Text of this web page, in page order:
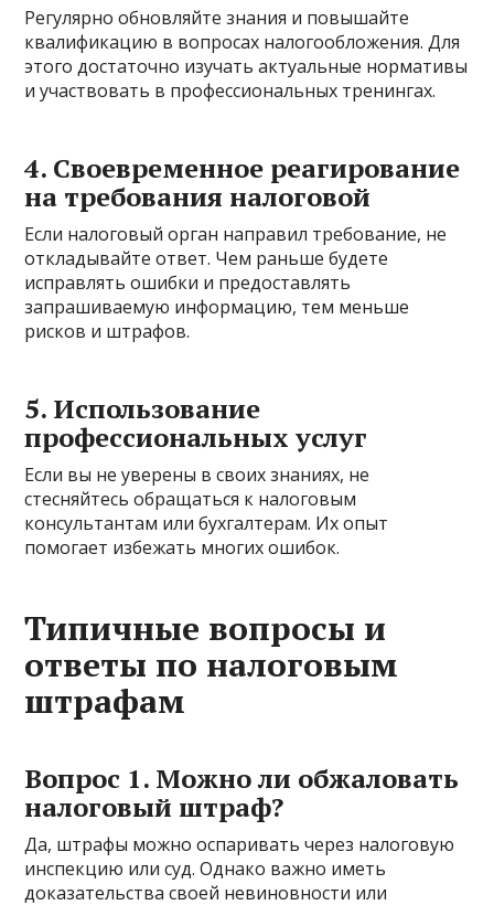
Регулярно обновляйте знания и повышайте
квалификацию в вопросах налогообложения. Для
этого достаточно изучать актуальные нормативы
и участвовать в профессиональных тренингах.
4. Своевременное реагирование
на требования налоговой
Если налоговый орган направил требование, не
откладывайте ответ. Чем раньше будете
исправлять ошибки и предоставлять
запрашиваемую информацию, тем меньше
рисков и штрафов.
5. Использование
профессиональных услуг
Если вы не уверены в своих знаниях, не
стесняйтесь обращаться к налоговым
консультантам или бухгалтерам. Их опыт
помогает избежать многих ошибок.
Типичные вопросы и
ответы по налоговым
штрафам
Вопрос 1. Можно ли обжаловать
налоговый штраф?
Да, штрафы можно оспаривать через налоговую
инспекцию или суд. Однако важно иметь
доказательства своей невиновности или